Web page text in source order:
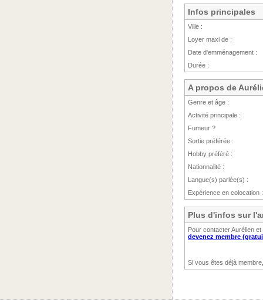
Infos principales
Ville :
Loyer maxi de :
Date d'emménagement :
Durée :
A propos de
Genre et âge :
Activité principale :
Fumeur ?
Sortie préférée :
Hobby préféré :
Nationnalité :
Langue(s) parlée(s) :
Expérience en colocation :
Plus d'infos sur
Pour contacter Aurélien
devenez membre
Si vous êtes déjà